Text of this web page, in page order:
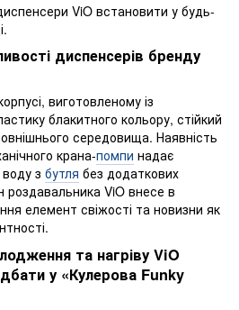
ViO встановити у будь-
диспенсерів бренду
виготовленому із
блакитного кольору, стійкий
середовища. Наявність
крана-помпи надає
з бутля без додаткових
роздавальника ViO внесе в
елемент свіжості та новизни як
та нагріву ViO
у «Кулерова Funky